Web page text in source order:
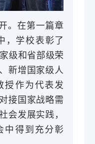
。在第一篇章
，学校表彰了
级和省部级荣
新增国家级人
授作为代表发
接国家战略需
会发展实践，
中得到充分彰